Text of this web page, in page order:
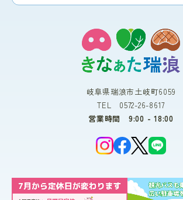
岐阜県瑞浪市土岐町6059
TEL 0572-26-8617
営業時間 9:00 - 18:00